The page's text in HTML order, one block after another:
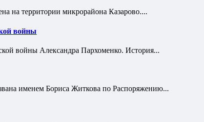
на территории микрорайона Казарово....
войны
войны Александра Пархоменко. История...
именем Бориса Житкова по Распоряжению...